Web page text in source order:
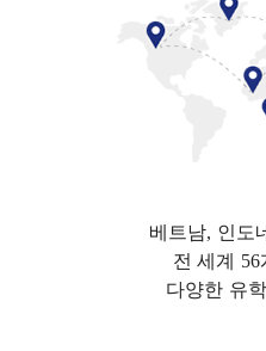
베트남, 인도
전 세계 56
다양한 유